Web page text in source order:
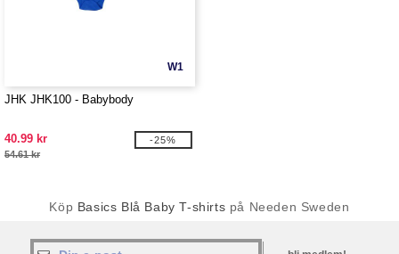
W1
JHK JHK100 - Babybody
40.99 kr
54.61 kr
-25%
Köp Basics Blå Baby T-shirts på Needen Sweden